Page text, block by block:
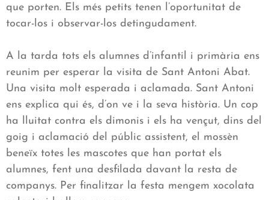
que porten. Els més petits tenen l’oportunitat de
tocar-los i observar-los detingudament.
A la tarda tots els alumnes d’infantil i primària ens
reunim per esperar la visita de Sant Antoni Abat.
Una visita molt esperada i aclamada. Sant Antoni
ens explica qui és, d’on ve i la seva història. Un cop
ha lluitat contra els dimonis i els ha vençut, dins del
goig i aclamació del públic assistent, el mossèn
beneïx totes les mascotes que han portat els
alumnes, fent una desfilada davant la resta de
companys. Per finalitzar la festa mengem xocolata